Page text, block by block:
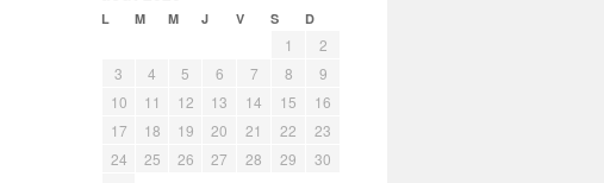
iL M M J V S D
1
2
3
4 5 6 7 8
9
10
11 12 13 14 15
16
17
18 19 20 21 22
23
24
25 26 27 28 29
30